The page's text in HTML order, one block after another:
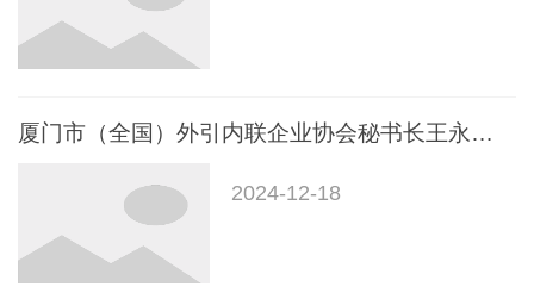
厦门市（全国）外引内联企业协会秘书长王永星携团队一行莅临厦门市公共关系协会考察交流
2024-12-18